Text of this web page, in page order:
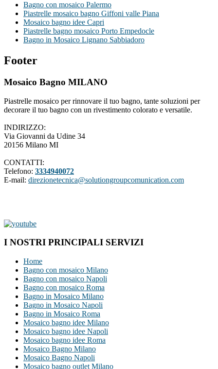
Bagno con mosaico Palermo
Piastrelle mosaico bagno Giffoni valle Piana
Mosaico bagno idee Capri
Piastrelle bagno mosaico Porto Empedocle
Bagno in Mosaico Lignano Sabbiadoro
Footer
Mosaico Bagno MILANO
Piastrelle mosaico per rinnovare il tuo bagno, tante soluzioni per
decorare il tuo bagno con un rivestimento colorato e versatile.
INDIRIZZO:
Via Giovanni da Udine 34
20156 Milano MI
CONTATTI:
Telefono: 3334940072
E-mail: direzionetecnica@solutiongroupcomunication.com
I NOSTRI PRINCIPALI SERVIZI
Home
Bagno con mosaico Milano
Bagno con mosaico Napoli
Bagno con mosaico Roma
Bagno in Mosaico Milano
Bagno in Mosaico Napoli
Bagno in Mosaico Roma
Mosaico bagno idee Milano
Mosaico bagno idee Napoli
Mosaico bagno idee Roma
Mosaico Bagno Milano
Mosaico Bagno Napoli
Mosaico bagno outlet Milano